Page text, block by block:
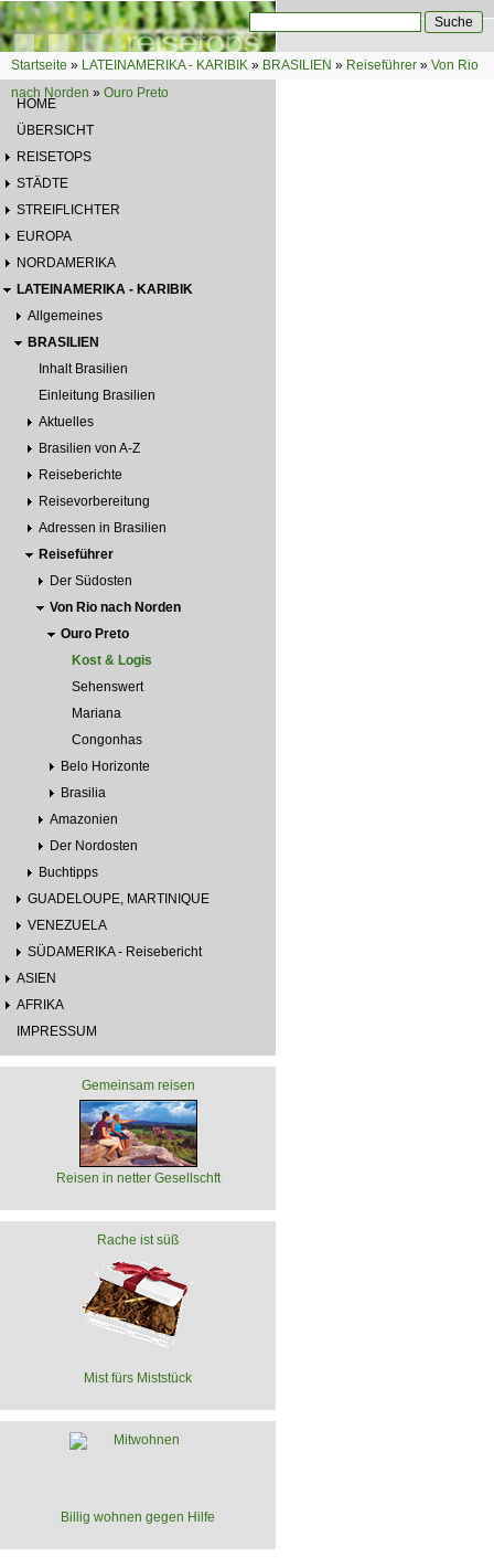
Direkt zum Inhalt
Suchformular
Sie sind hier
Startseite » LATEINAMERIKA - KARIBIK » BRASILIEN » Reiseführer » Von Rio
nach Norden » Ouro Preto
HOME
ÜBERSICHT
REISETOPS
STÄDTE
STREIFLICHTER
EUROPA
NORDAMERIKA
LATEINAMERIKA - KARIBIK
Allgemeines
BRASILIEN
Inhalt Brasilien
Einleitung Brasilien
Aktuelles
Brasilien von A-Z
Reiseberichte
Reisevorbereitung
Adressen in Brasilien
Reiseführer
Der Südosten
Von Rio nach Norden
Ouro Preto
Kost & Logis
Sehenswert
Mariana
Congonhas
Belo Horizonte
Brasilia
Amazonien
Der Nordosten
Buchtipps
GUADELOUPE, MARTINIQUE
VENEZUELA
SÜDAMERIKA - Reisebericht
ASIEN
AFRIKA
IMPRESSUM
Gemeinsam reisen
Reisen in netter Gesellschft
Rache ist süß
Mist fürs Miststück
Billig wohnen gegen Hilfe